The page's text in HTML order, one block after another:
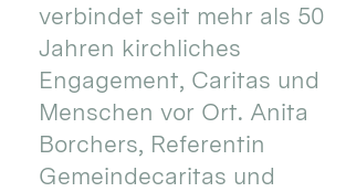
verbindet seit mehr als 50
Jahren kirchliches
Engagement, Caritas und
Menschen vor Ort. Anita
Borchers, Referentin
Gemeindecaritas und